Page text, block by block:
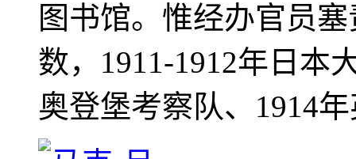
图书馆。惟经办官员
数，1911-1912年日本
奥登堡考察队、1914